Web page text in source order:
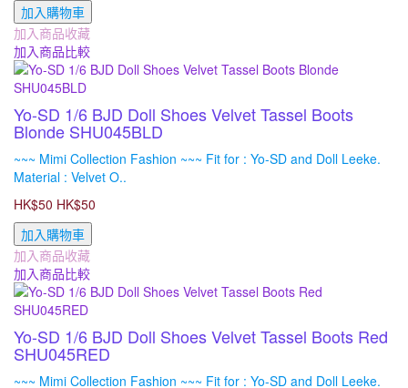
加入購物車
加入商品收藏
加入商品比較
Yo-SD 1/6 BJD Doll Shoes Velvet Tassel Boots
Blonde SHU045BLD
~~~ Mimi Collection Fashion ~~~ Fit for : Yo-SD and Doll Leeke.
Material : Velvet O..
HK$50 HK$50
加入購物車
加入商品收藏
加入商品比較
Yo-SD 1/6 BJD Doll Shoes Velvet Tassel Boots Red
SHU045RED
~~~ Mimi Collection Fashion ~~~ Fit for : Yo-SD and Doll Leeke.